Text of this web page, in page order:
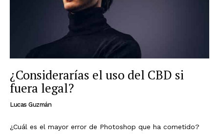
¿Considerarías el uso del CBD si
fuera legal?
Lucas Guzmán
¿Cuál es el mayor error de Photoshop que ha cometido?